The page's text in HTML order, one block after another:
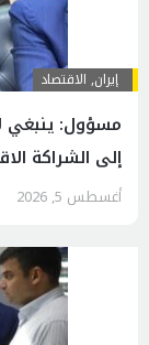
إيران, الاقتصاد
مسؤول: ينبغي
إلى الشراكة
أغسطس 5, 2026